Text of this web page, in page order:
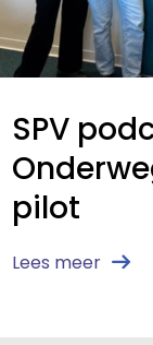
SPV
pilot
Lees meer